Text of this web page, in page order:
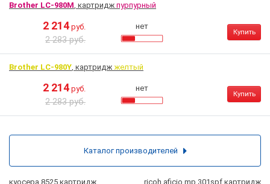
Brother LC-980M, картридж пурпурный
2 214 руб.
2 283 руб.
нет
Купить
Brother LC-980Y, картридж желтый
2 214 руб.
2 283 руб.
нет
Купить
куосера 8525 картридж ricoh aficio mp 301spf картридж